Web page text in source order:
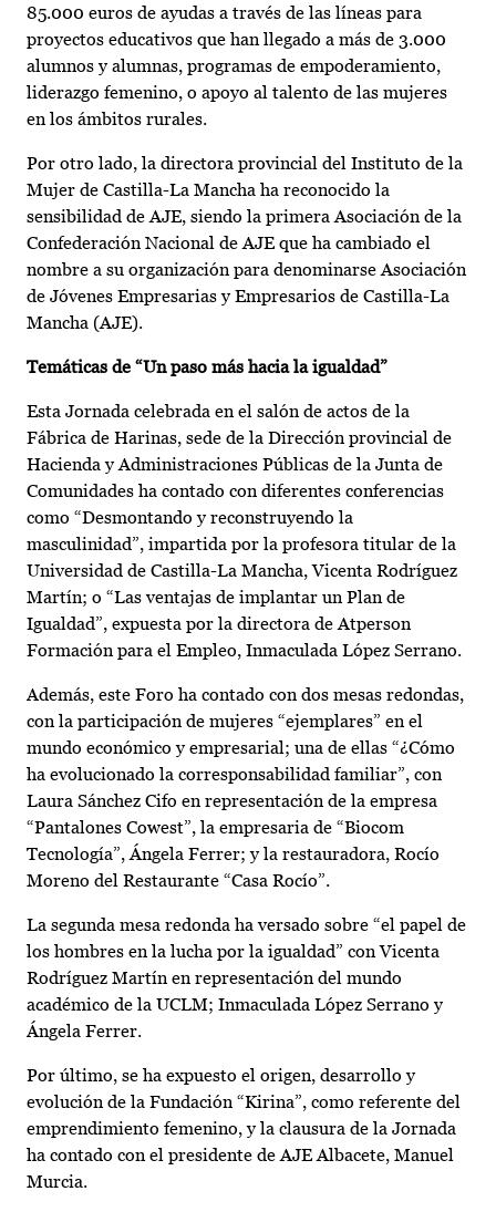
85.000 euros de ayudas a través de las líneas para
proyectos educativos que han llegado a más de 3.000
alumnos y alumnas, programas de empoderamiento,
liderazgo femenino, o apoyo al talento de las mujeres
en los ámbitos rurales.
Por otro lado, la directora provincial del Instituto de la
Mujer de Castilla-La Mancha ha reconocido la
sensibilidad de AJE, siendo la primera Asociación de la
Confederación Nacional de AJE que ha cambiado el
nombre a su organización para denominarse Asociación
de Jóvenes Empresarias y Empresarios de Castilla-La
Mancha (AJE).
Temáticas de “Un paso más hacia la igualdad”
Esta Jornada celebrada en el salón de actos de la
Fábrica de Harinas, sede de la Dirección provincial de
Hacienda y Administraciones Públicas de la Junta de
Comunidades ha contado con diferentes conferencias
como “Desmontando y reconstruyendo la
masculinidad”, impartida por la profesora titular de la
Universidad de Castilla-La Mancha, Vicenta Rodríguez
Martín; o “Las ventajas de implantar un Plan de
Igualdad”, expuesta por la directora de Atperson
Formación para el Empleo, Inmaculada López Serrano.
Además, este Foro ha contado con dos mesas redondas,
con la participación de mujeres “ejemplares” en el
mundo económico y empresarial; una de ellas “¿Cómo
ha evolucionado la corresponsabilidad familiar”, con
Laura Sánchez Cifo en representación de la empresa
“Pantalones Cowest”, la empresaria de “Biocom
Tecnología”, Ángela Ferrer; y la restauradora, Rocío
Moreno del Restaurante “Casa Rocío”.
La segunda mesa redonda ha versado sobre “el papel de
los hombres en la lucha por la igualdad” con Vicenta
Rodríguez Martín en representación del mundo
académico de la UCLM; Inmaculada López Serrano y
Ángela Ferrer.
Por último, se ha expuesto el origen, desarrollo y
evolución de la Fundación “Kirina”, como referente del
emprendimiento femenino, y la clausura de la Jornada
ha contado con el presidente de AJE Albacete, Manuel
Murcia.